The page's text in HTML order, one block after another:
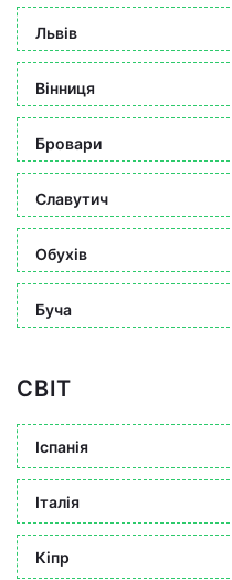
Львів
Вінниця
Бровари
Славутич
Обухів
Буча
СВІТ
Іспанія
Італія
Кіпр